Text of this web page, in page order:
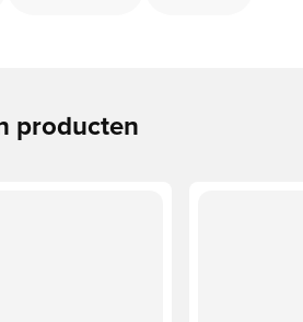
producten